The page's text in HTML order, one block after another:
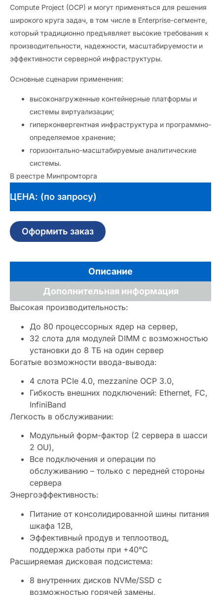
Compute Project (OCP) и могут применяться для решения
широкого круга задач, в том числе в Enterprise-сегменте,
который традиционно предъявляет высокие требования к
производительности, надежности, масштабируемости и
эффективности серверной инфраструктуры.
Основные сценарии применения:
высоконагруженные контейнерные платформы и
системы виртуализации;
гиперконвергентная инфраструктура и программно-
определяемое хранение;
горизонтально-масштабируемые аналитические
системы.
В реестре Минпромторга
ЦЕНА: (по запросу)
Оформить заказ
Описание
Дополнительная информация
Высокая производительность:
До 80 процессорных ядер на сервер,
32 слота для модулей DIMM с возможностью
установки до 8 ТБ на один сервер
Богатые возможности ввода-вывода:
4 слота PCIe 4.0, mezzanine OCP 3.0,
Гибкость внешних подключений: Ethernet, FC,
InfiniBand
Легкость в обслуживании:
Модульный форм-фактор (2 сервера в шасси
2 OU),
Все подключения и операции по
обслуживанию – только с передней стороны
сервера
Энергоэффективность:
Питание от консолидированной шины питания
шкафа 12В,
Эффективный продув и теплоотвод,
поддержка работы при +40°С
Расширяемая дисковая подсистема:
8 внутренних дисков NVMe/SSD с
возможностью горячей замены,